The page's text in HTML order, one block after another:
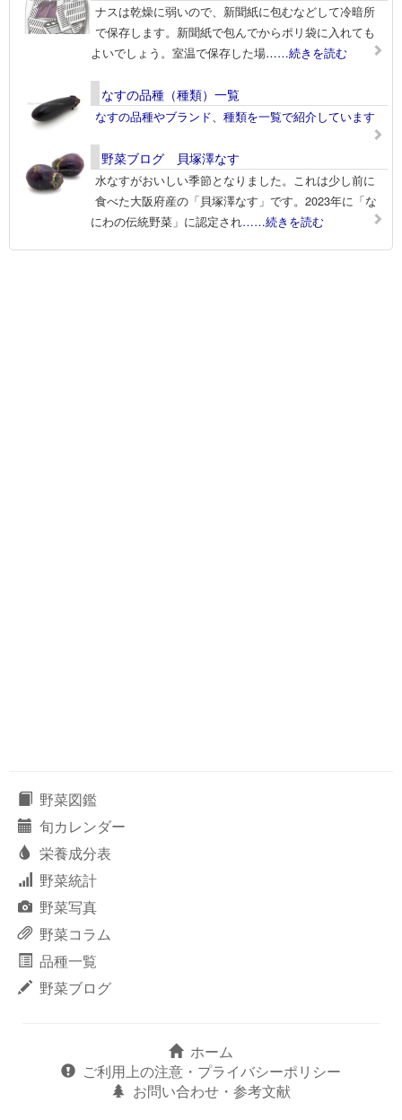
ナスは乾燥に弱いので、新聞紙に包むなどして冷暗所
で保存します。新聞紙で包んでからポリ袋に入れても
よいでしょう。室温で保存した場……続きを読む
なすの品種（種類）一覧
なすの品種やブランド、種類を一覧で紹介しています
野菜ブログ 貝塚澤なす
水なすがおいしい季節となりました。これは少し前に
食べた大阪府産の「貝塚澤なす」です。2023年に「な
にわの伝統野菜」に認定され……続きを読む
野菜図鑑
旬カレンダー
栄養成分表
野菜統計
野菜写真
野菜コラム
品種一覧
野菜ブログ
ホーム
ご利用上の注意・プライバシーポリシー
お問い合わせ・参考文献